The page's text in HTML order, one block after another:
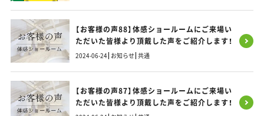
【お客様の声88】体感ショールームにご来場い
ただいた皆様より頂戴した声をご紹介します！
2024-06-24 お知らせ 共通
【お客様の声87】体感ショールームにご来場い
ただいた皆様より頂戴した声をご紹介します！